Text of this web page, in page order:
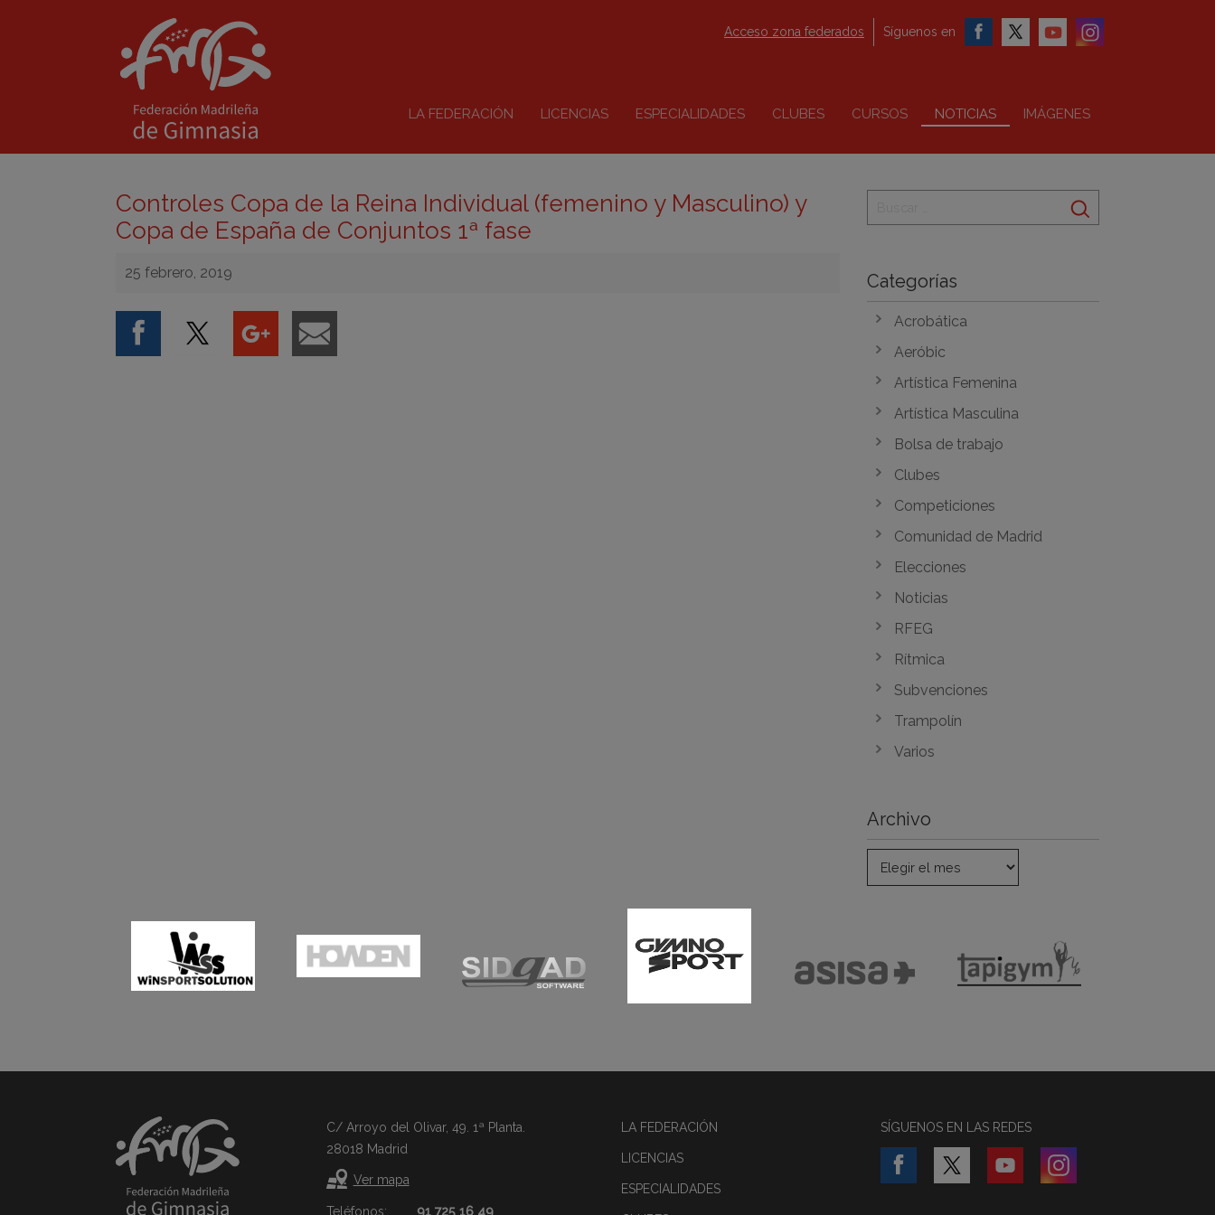
LA FEDERACIÓN LICENCIAS ESPECIALIDADES CLUBES CURSOS NOTICIAS IMÁGENES
Acceso zona federados Síguenos en
Controles Copa de la Reina Individual (femenino y Masculino) y
Copa de España de Conjuntos 1ª fase
25 febrero, 2019 Categorías
Acrobática
Aeróbic
Artística Femenina
Artística Masculina
Bolsa de trabajo
Clubes
Competiciones
Comunidad de Madrid
Elecciones
Noticias
RFEG
Rítmica
Subvenciones
Trampolín
Varios
Archivo
C/ Arroyo del Olivar, 49. 1ª Planta.
28018 Madrid
Ver mapa
Teléfonos:
91 725 16 49
LA FEDERACIÓN
LICENCIAS
ESPECIALIDADES
SÍGUENOS EN LAS REDES